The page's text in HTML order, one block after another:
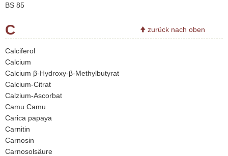
BS 85
C zurück nach oben
Calciferol
Calcium
Calcium β-Hydroxy-β-Methylbutyrat
Calcium-Citrat
Calzium-Ascorbat
Camu Camu
Carica papaya
Carnitin
Carnosin
Carnosolsäure